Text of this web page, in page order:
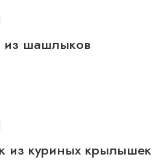
из шашлыков
куриных крылышек